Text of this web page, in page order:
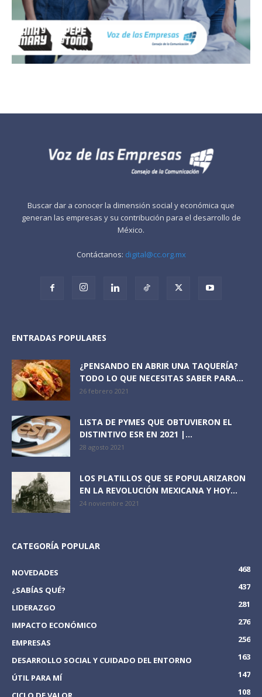
Buscar dar a conocer la dimensión social y económica que
generan las empresas y su contribución para el desarrollo de
México.
Contáctanos: digital@cc.org.mx
ENTRADAS POPULARES
¿PENSANDO EN ABRIR UNA TAQUERÍA?
TODO LO QUE NECESITAS SABER PARA...
26 febrero 2021
LISTA DE PYMES QUE OBTUVIERON EL
DISTINTIVO ESR EN 2021 |...
28 agosto 2021
LOS PLATILLOS QUE SE POPULARIZARON
EN LA REVOLUCIÓN MEXICANA Y HOY...
24 noviembre 2021
CATEGORÍA POPULAR
NOVEDADES
468
¿SABÍAS QUÉ?
437
LIDERAZGO
281
IMPACTO ECONÓMICO
276
EMPRESAS
256
DESARROLLO SOCIAL Y CUIDADO DEL ENTORNO
163
ÚTIL PARA MÍ
147
108